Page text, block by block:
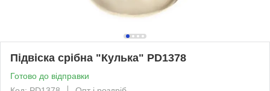
Підвіска срібна "Кулька" РD1378
Готово до відправки